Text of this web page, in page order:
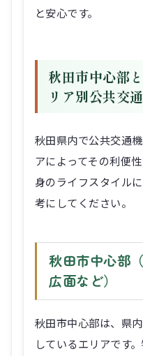
と安心です。
秋田市中心部
リア別公共交
秋田県内で公共交通
アによってその利便
身のライフスタイル
考にしてください。
秋田市中心部
広面など）
秋田市中心部は、県
しているエリアです